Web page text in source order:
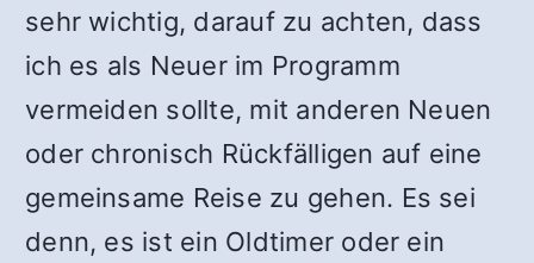
sehr wichtig, darauf zu achten, dass
ich es als Neuer im Programm
vermeiden sollte, mit anderen Neuen
oder chronisch Rückfälligen auf eine
gemeinsame Reise zu gehen. Es sei
denn, es ist ein Oldtimer oder ein